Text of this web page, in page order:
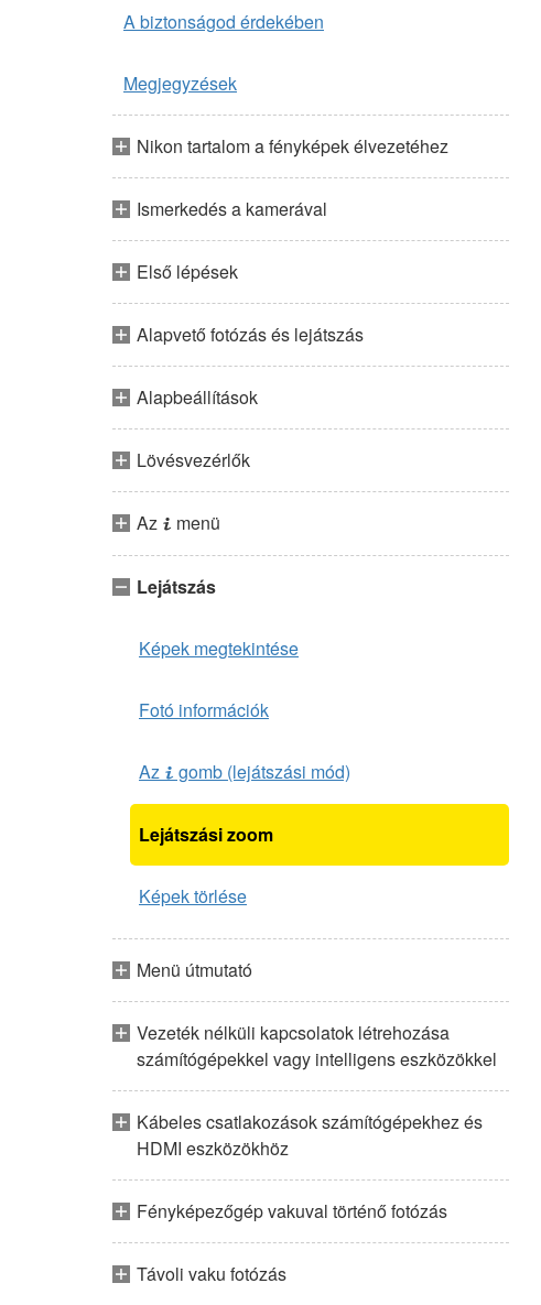
A biztonságod érdekében
Megjegyzések
Nikon tartalom a fényképek élvezetéhez
Ismerkedés a kamerával
Első lépések
Alapvető fotózás és lejátszás
Alapbeállítások
Lövésvezérlők
Az i menü
Lejátszás
Képek megtekintése
Fotó információk
Az i gomb (lejátszási mód)
Lejátszási zoom
Képek törlése
Menü útmutató
Vezeték nélküli kapcsolatok létrehozása
számítógépekkel vagy intelligens eszközökkel
Kábeles csatlakozások számítógépekhez és
HDMI eszközökhöz
Fényképezőgép vakuval történő fotózás
Távoli vaku fotózás